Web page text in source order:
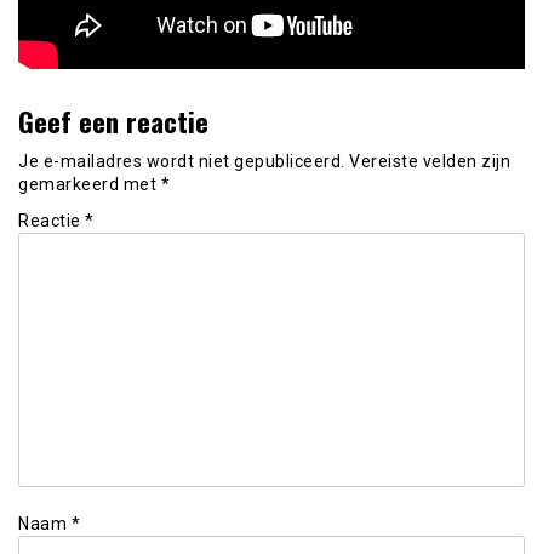
Geef een reactie
Je e-mailadres wordt niet gepubliceerd. Vereiste velden zijn
gemarkeerd met *
Reactie *
Naam *